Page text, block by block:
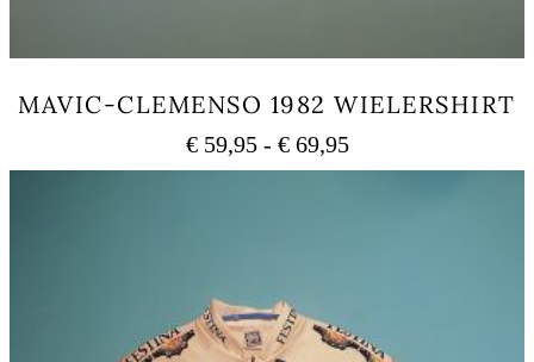
MAVIC-CLEMENSO 1982 WIELERSHIRT
€59,95 - €69,95Prijsklasse:
€ 59,95
optie
kan
gekozen